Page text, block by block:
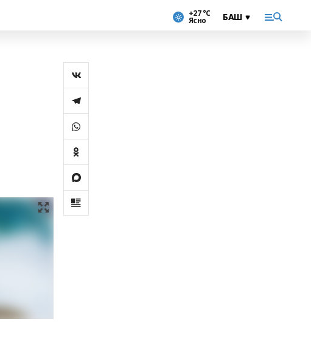
+27 °С
Ясно